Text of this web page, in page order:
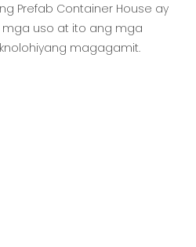
Prefab Container House ay
uso at ito ang mga
magagamit.